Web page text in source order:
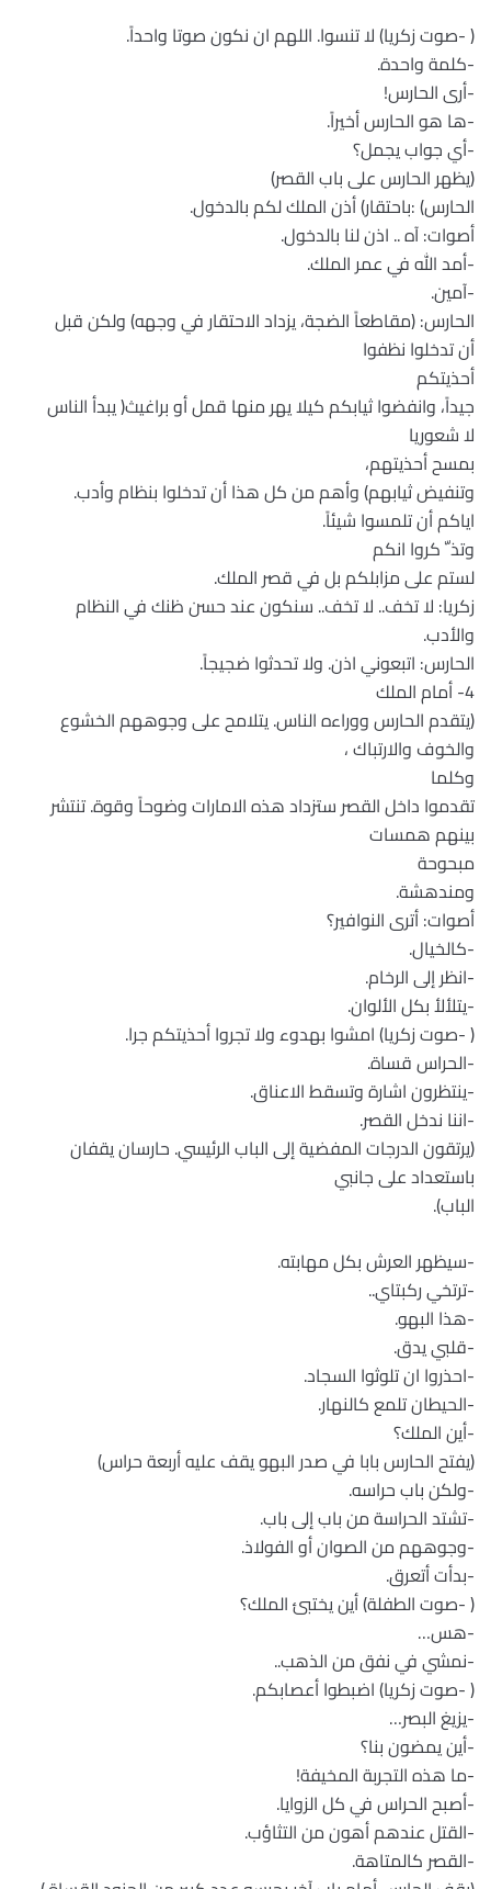
( -صوت زكريا) لا تنسوا. اللهم ان نكون صوتا واحداً.
-كلمة واحدة.
-أرى الحارس!
-ها هو الحارس أخيراً.
-أي جواب يجمل؟
(يظهر الحارس على باب القصر)
الحارس) :باحتقار) أذن الملك لكم بالدخول.
أصوات: آه .. اذن لنا بالدخول.
-أمد الله في عمر الملك.
-آمين.
الحارس: (مقاطعاً الضجة، يزداد الاحتقار في وجهه) ولكن قبل
أن تدخلوا نظفوا
أحذيتكم
جيداً، وانفضوا ثيابكم كيلا يهر منها قمل أو براغيث( يبدأ الناس
لا شعوريا
بمسح أحذيتهم،
وتنفيض ثيابهم) وأهم من كل هذا أن تدخلوا بنظام وأدب.
اياكم أن تلمسوا شيئاً.
وتذ ّ كروا انكم
لستم على مزابلكم بل في قصر الملك.
زكريا: لا تخف.. لا تخف.. سنكون عند حسن ظنك في النظام
والأدب.
الحارس: اتبعوني اذن. ولا تحدثوا ضجيجاً.
4- أمام الملك
(يتقدم الحارس ووراءه الناس. يتلامح على وجوههم الخشوع
والخوف والارتباك ،
وكلما
تقدموا داخل القصر ستزداد هذه الامارات وضوحاً وقوة. تنتشر
بينهم همسات
مبحوحة
ومندهشة.
أصوات: أترى النوافير؟
-كالخيال.
-انظر إلى الرخام.
-يتلألأ بكل الألوان.
( -صوت زكريا) امشوا بهدوء ولا تجروا أحذيتكم جرا.
-الحراس قساة.
-ينتظرون اشارة وتسقط الاعناق.
-اننا ندخل القصر.
(يرتقون الدرجات المفضية إلى الباب الرئيسي. حارسان يقفان
باستعداد على جانبي
الباب).
-سيظهر العرش بكل مهابته.
-ترتخي ركبتاي..
-هذا البهو.
-قلبي يدق.
-احذروا ان تلوثوا السجاد.
-الحيطان تلمع كالنهار.
-أين الملك؟
(يفتح الحارس بابا في صدر البهو يقف عليه أربعة حراس)
-ولكن باب حراسه.
-تشتد الحراسة من باب إلى باب.
-وجوههم من الصوان أو الفولاذ.
-بدأت أتعرق.
( -صوت الطفلة) أين يختبئ الملك؟
-هس…
-نمشي في نفق من الذهب..
( -صوت زكريا) اضبطوا أعصابكم.
-يزيغ البصر…
-أين يمضون بنا؟
-ما هذه التجربة المخيفة!
-أصبح الحراس في كل الزوايا.
-القتل عندهم أهون من التثاؤب.
-القصر كالمتاهة.